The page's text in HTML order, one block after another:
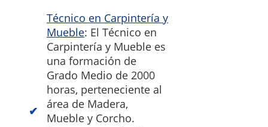
Técnico en Carpintería y
Mueble: El Técnico en
Carpintería y Mueble es
una formación de
Grado Medio de 2000
horas, perteneciente al
área de Madera,
Mueble y Corcho.